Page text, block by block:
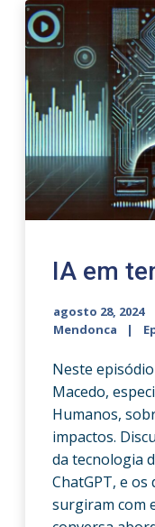
IA em
agosto 28, 2024
Mendonca
Neste
Macedo,
Humanos,
impactos.
da tecnologia
ChatGPT, e os
surgiram com